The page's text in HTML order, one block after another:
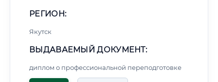
РЕГИОН:
Якутск
ВЫДАВАЕМЫЙ ДОКУМЕНТ:
диплом о профессиональной переподготовке